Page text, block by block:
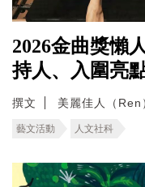
2026金曲獎懶
持人、入圍亮
撰文 美麗佳人（Ren
藝文活動 人文社科